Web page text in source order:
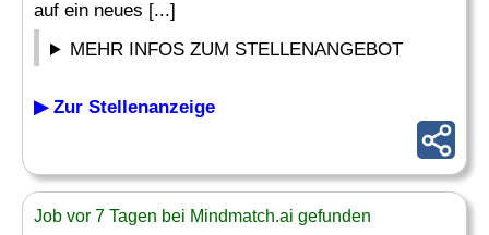
auf ein neues [...]
MEHR INFOS ZUM STELLENANGEBOT
▶ Zur Stellenanzeige
Job vor 7 Tagen bei Mindmatch.ai gefunden